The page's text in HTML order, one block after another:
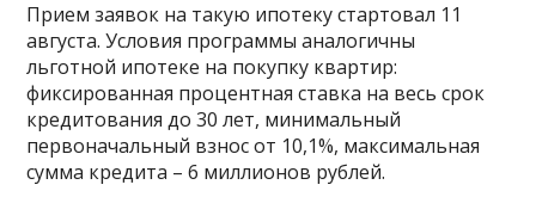
Прием заявок на такую ипотеку стартовал 11
августа. Условия программы аналогичны
льготной ипотеке на покупку квартир:
фиксированная процентная ставка на весь срок
кредитования до 30 лет, минимальный
первоначальный взнос от 10,1%, максимальная
сумма кредита – 6 миллионов рублей.